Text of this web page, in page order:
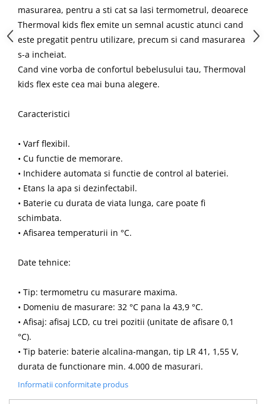
masurarea, pentru a sti cat sa lasi termometrul, deoarece
Thermoval kids flex emite un semnal acustic atunci cand
este pregatit pentru utilizare, precum si cand masurarea
s-a incheiat.
Cand vine vorba de confortul bebelusului tau, Thermoval
kids flex este cea mai buna alegere.
Caracteristici
• Varf flexibil.
• Cu functie de memorare.
• Inchidere automata si functie de control al bateriei.
• Etans la apa si dezinfectabil.
• Baterie cu durata de viata lunga, care poate fi
schimbata.
• Afisarea temperaturii in °C.
Date tehnice:
• Tip: termometru cu masurare maxima.
• Domeniu de masurare: 32 °C pana la 43,9 °C.
• Afisaj: afisaj LCD, cu trei pozitii (unitate de afisare 0,1
°C).
• Tip baterie: baterie alcalina-mangan, tip LR 41, 1,55 V,
durata de functionare min. 4.000 de masurari.
Informatii conformitate produs